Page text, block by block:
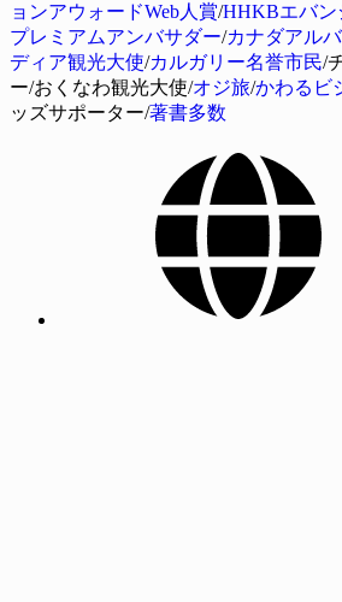
ョンアウォードWeb人賞/HHKBエバン
プレミアムアンバサダー/カナダアル
ディア観光大使/カルガリー名誉市民/
ー/おくなわ観光大使/オジ旅/かわるビ
ッズサポーター/著書多数